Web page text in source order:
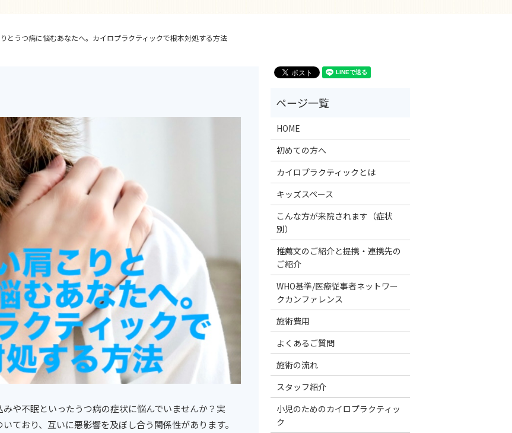
とうつ病に悩むあなたへ。カイロプラクティックで根本対処する方法
や不眠といったうつ病の症状に悩んでいませんか？実
ており、互いに悪影響を及ぼし合う関係性があります。
HOME
初めての方へ
カイロプラクティックとは
キッズスペース
こんな方が来院されます（症状
別）
推薦文のご紹介と提携・連携先の
ご紹介
WHO基準/医療従事者ネットワー
クカンファレンス
施術費用
よくあるご質問
施術の流れ
スタッフ紹介
小児のためのカイロプラクティッ
ク